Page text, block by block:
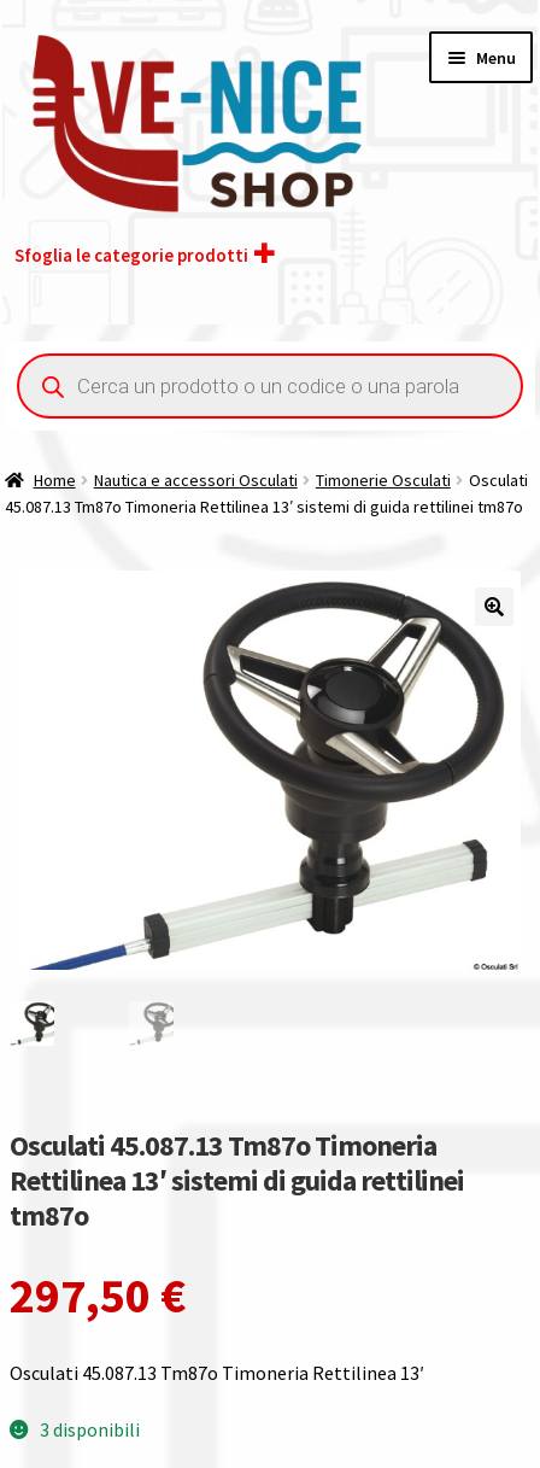
alla
navigazione
contenuto
Menu
Sfoglia le categorie prodotti
Acquisto iva 4% (agevolata)
Contatti
Acquisti in rete pubblica amministrazione
Assicurazione integrativa Garanzia3
Diritto di recesso
Garanzia del produttore
Guida all’utilizzo del sito
Pagamenti
Privacy policy
Ricerca
prodotti
Home Nautica e accessori Osculati Timonerie Osculati
Osculati
45.087.13 Tm87o Timoneria Rettilinea 13′ sistemi di guida rettilinei tm87o
Osculati 45.087.13 Tm87o Timoneria
Rettilinea 13′ sistemi di guida rettilinei
tm87o
297,50 €
Osculati 45.087.13 Tm87o Timoneria Rettilinea 13′
3 disponibili